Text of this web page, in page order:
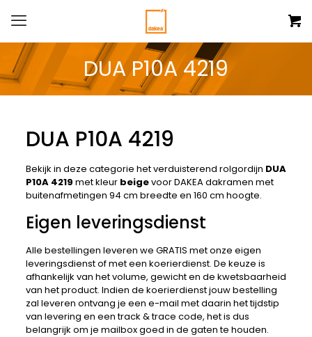
DUA P10A 4219
DUA P10A 4219
Bekijk in deze categorie het verduisterend rolgordijn DUA
P10A 4219 met kleur beigevoor DAKEA dakramen met
buitenafmetingen 94 cm breedte en 160 cm hoogte.
Eigen leveringsdienst
Alle bestellingen leveren we GRATIS met onze eigen
leveringsdienst of met een koerierdienst. De keuze is
afhankelijk van het volume, gewicht en de kwetsbaarheid
van het product. Indien de koerierdienst jouw bestelling
zal leveren ontvang je een e-mail met daarin het tijdstip
van levering en een track & trace code, het is dus
belangrijk om je mailbox goed in de gaten te houden.